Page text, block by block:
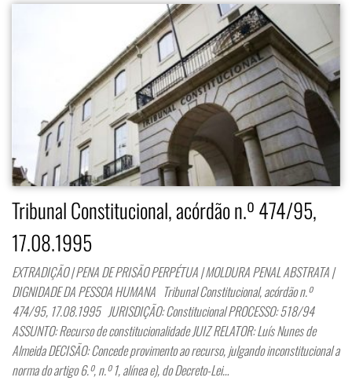
Tribunal Constitucional, acórdão n.º 474/95,
17.08.1995
EXTRADIÇÃO | PENA DE PRISÃO PERPÉTUA | MOLDURA PENAL ABSTRATA |
DIGNIDADE DA PESSOA HUMANA Tribunal Constitucional, acórdão n.º
474/95, 17.08.1995 JURISDIÇÃO: Constitucional PROCESSO: 518/94
ASSUNTO: Recurso de constitucionalidade JUIZ RELATOR: Luís Nunes de
Almeida DECISÃO: Concede provimento ao recurso, julgando inconstitucional a
norma do artigo 6.º, n.º 1, alínea e), do Decreto-Lei…